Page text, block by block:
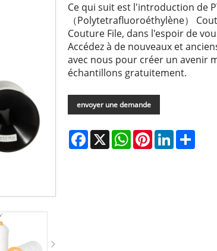
Ce qui suit est l'introduction de
（Polytetrafluoroéthylène）
Couture File, dans l'espoir de
Accédez à de nouveaux et
avec nous pour créer un avenir
échantillons gratuitement.
envoyer une demande
Facebook
X WhatsApp
PinterestLinkedIn